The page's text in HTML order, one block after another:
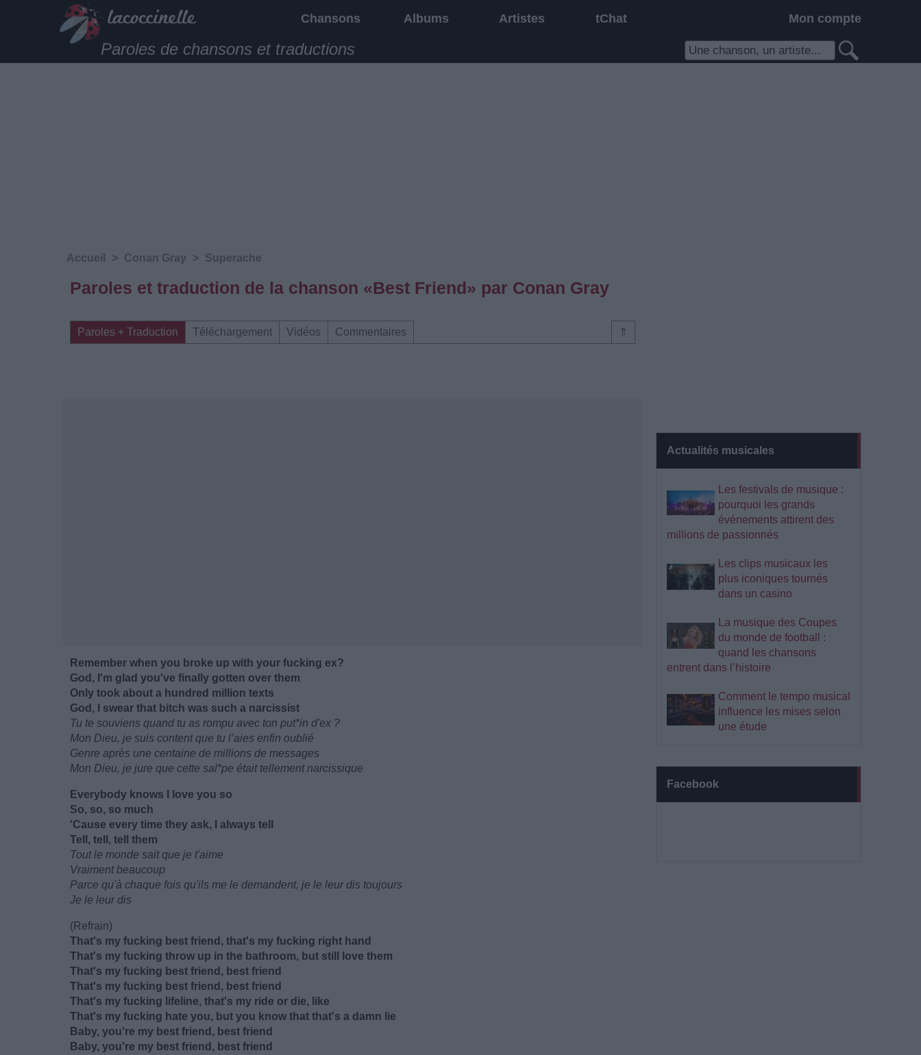
Chansons Albums Artistes tChat Mon compte
Paroles de chansons et traductions
Actualités musicales
Les festivals de musique :
pourquoi les grands
événements attirent des
millions de passionnés
Les clips musicaux les
plus iconiques tournés
dans un casino
La musique des Coupes
du monde de football :
quand les chansons
entrent dans l’histoire
Comment le tempo musical
influence les mises selon
une étude
Facebook
Accueil > Conan Gray > Superache
Paroles et traduction de la chanson «Best Friend» par Conan Gray
⇑
Paroles + Traduction Téléchargement Vidéos Commentaires
Remember when you broke up with your fucking ex?
God, I'm glad you've finally gotten over them
Only took about a hundred million texts
God, I swear that bitch was such a narcissist
Tu te souviens quand tu as rompu avec ton put*in d'ex ?
Mon Dieu, je suis content que tu l’aies enfin oublié
Genre après une centaine de millions de messages
Mon Dieu, je jure que cette sal*pe était tellement narcissique
Everybody knows I love you so
So, so, so much
'Cause every time they ask, I always tell
Tell, tell, tell them
Tout le monde sait que je t'aime
Vraiment beaucoup
Parce qu'à chaque fois qu'ils me le demandent, je le leur dis toujours
Je le leur dis
(Refrain)
That's my fucking best friend, that's my fucking right hand
That's my fucking throw up in the bathroom, but still love them
That's my fucking best friend, best friend
That's my fucking best friend, best friend
That's my fucking lifeline, that's my ride or die, likе
That's my fucking hate you, but you know that that's a damn lie
Baby, you're my bеst friend, best friend
Baby, you're my best friend, best friend